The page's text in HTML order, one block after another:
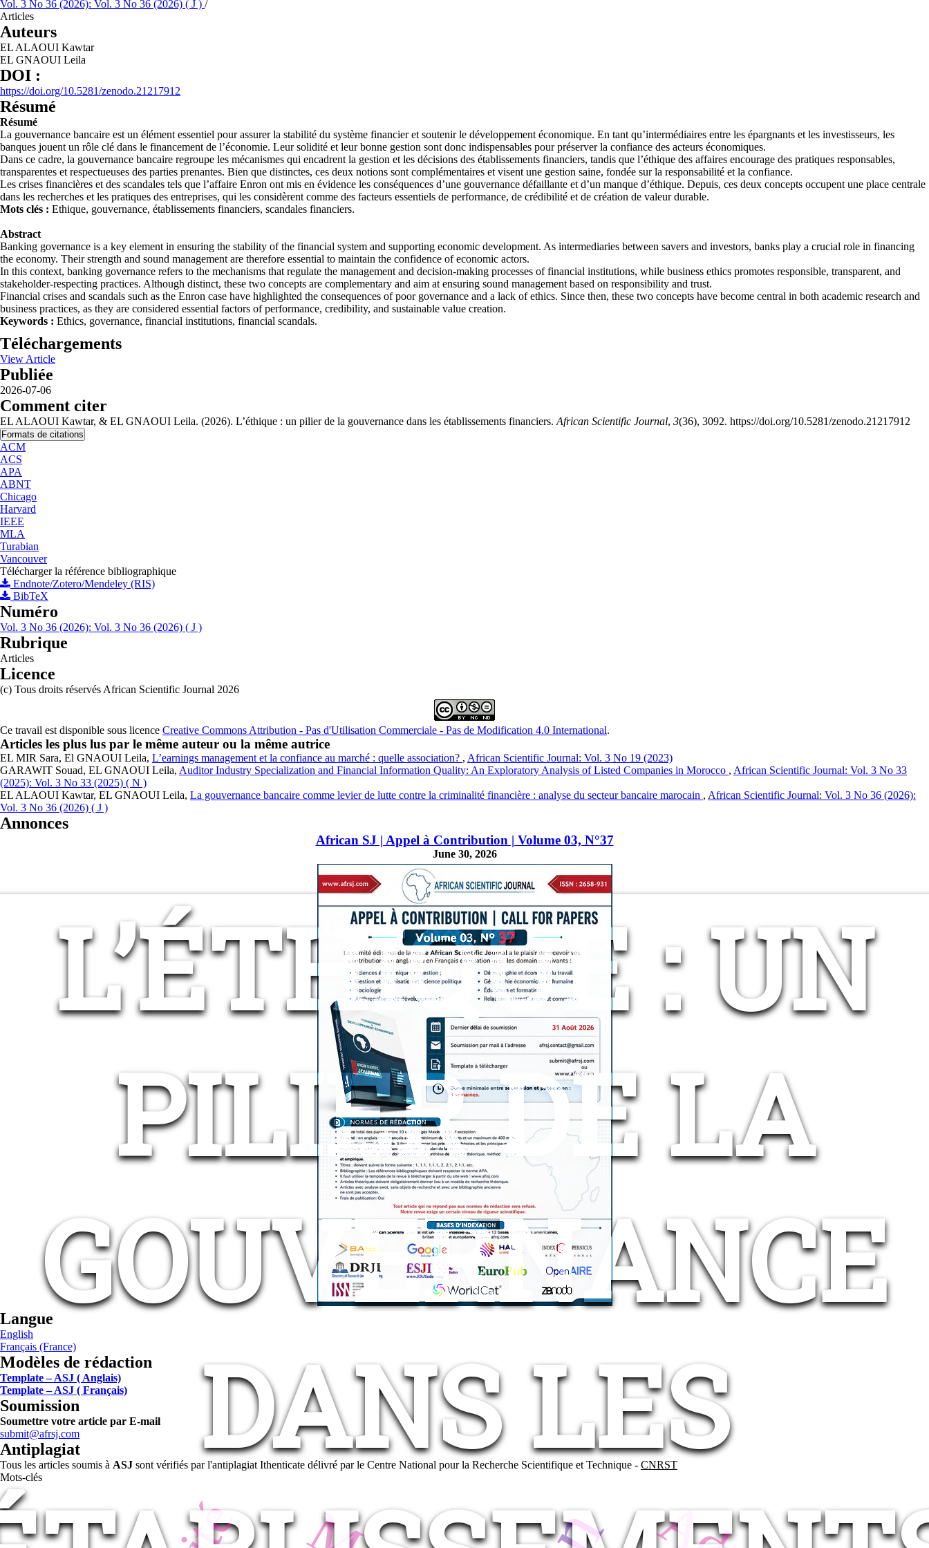
Vol. 3 No 36 (2026): Vol. 3 No 36 (2026) ( J ) /
Articles
L’ÉTHIQUE : UN
PILIER DE LA
GOUVERNANCE
DANS LES
Auteurs
EL ALAOUI Kawtar
EL GNAOUI Leila
DOI :
https://doi.org/10.5281/zenodo.21217912
Résumé
Résumé
La gouvernance bancaire est un élément essentiel pour assurer la stabilité du système financier et soutenir le développement économique. En tant qu’intermédiaires entre les épargnants et les investisseurs, les
banques jouent un rôle clé dans le financement de l’économie. Leur solidité et leur bonne gestion sont donc indispensables pour préserver la confiance des acteurs économiques.
Dans ce cadre, la gouvernance bancaire regroupe les mécanismes qui encadrent la gestion et les décisions des établissements financiers, tandis que l’éthique des affaires encourage des pratiques responsables,
transparentes et respectueuses des parties prenantes. Bien que distinctes, ces deux notions sont complémentaires et visent une gestion saine, fondée sur la responsabilité et la confiance.
Les crises financières et des scandales tels que l’affaire Enron ont mis en évidence les conséquences d’une gouvernance défaillante et d’un manque d’éthique. Depuis, ces deux concepts occupent une place centrale
dans les recherches et les pratiques des entreprises, qui les considèrent comme des facteurs essentiels de performance, de crédibilité et de création de valeur durable.
Mots clés : Ethique, gouvernance, établissements financiers, scandales financiers.
Abstract
Banking governance is a key element in ensuring the stability of the financial system and supporting economic development. As intermediaries between savers and investors, banks play a crucial role in financing
the economy. Their strength and sound management are therefore essential to maintain the confidence of economic actors.
In this context, banking governance refers to the mechanisms that regulate the management and decision-making processes of financial institutions, while business ethics promotes responsible, transparent, and
stakeholder-respecting practices. Although distinct, these two concepts are complementary and aim at ensuring sound management based on responsibility and trust.
Financial crises and scandals such as the Enron case have highlighted the consequences of poor governance and a lack of ethics. Since then, these two concepts have become central in both academic research and
business practices, as they are considered essential factors of performance, credibility, and sustainable value creation.
Keywords : Ethics, governance, financial institutions, financial scandals.
Téléchargements
View Article
Publiée
2026-07-06
Comment citer
EL ALAOUI Kawtar, & EL GNAOUI Leila. (2026). L’éthique : un pilier de la gouvernance dans les établissements financiers. African Scientific Journal, 3(36), 3092. https://doi.org/10.5281/zenodo.21217912
Formats de citations
ACM
ACS
APA
ABNT
Chicago
Harvard
IEEE
MLA
Turabian
Vancouver
Télécharger la référence bibliographique
Endnote/Zotero/Mendeley (RIS)
BibTeX
Numéro
Vol. 3 No 36 (2026): Vol. 3 No 36 (2026) ( J )
Rubrique
Articles
Licence
(c) Tous droits réservés African Scientific Journal 2026
Ce travail est disponible sous licence Creative Commons Attribution - Pas d'Utilisation Commerciale - Pas de Modification 4.0 International.
Articles les plus lus par le même auteur ou la même autrice
EL MIR Sara, El GNAOUI Leila, L’earnings management et la confiance au marché : quelle association? , African Scientific Journal: Vol. 3 No 19 (2023)
GARAWIT Souad, EL GNAOUI Leila, Auditor Industry Specialization and Financial Information Quality: An Exploratory Analysis of Listed Companies in Morocco , African Scientific Journal: Vol. 3 No 33
(2025): Vol. 3 No 33 (2025) ( N )
EL ALAOUI Kawtar, EL GNAOUI Leila, La gouvernance bancaire comme levier de lutte contre la criminalité financière : analyse du secteur bancaire marocain , African Scientific Journal: Vol. 3 No 36 (2026):
Vol. 3 No 36 (2026) ( J )
Annonces
African SJ | Appel à Contribution | Volume 03, N°37
June 30, 2026
Langue
English
Français (France)
Modèles de rédaction
Template – ASJ ( Anglais)
Template – ASJ ( Français)
Soumission
Soumettre votre article par E-mail
submit@afrsj.com
Antiplagiat
Tous les articles soumis à ASJ sont vérifiés par l'antiplagiat Ithenticate délivré par le Centre National pour la Recherche Scientifique et Technique - CNRST
Mots-clés